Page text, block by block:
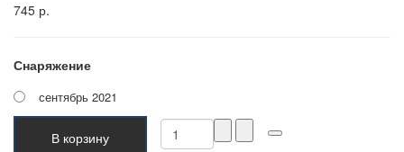
745 р.
Снаряжение
сентябрь 2021
В корзину